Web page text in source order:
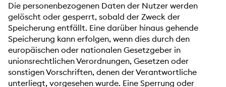
Die personenbezogenen Daten der Nutzer werden
gelöscht oder gesperrt, sobald der Zweck der
Speicherung entfällt. Eine darüber hinaus gehende
Speicherung kann erfolgen, wenn dies durch den
europäischen oder nationalen Gesetzgeber in
unionsrechtlichen Verordnungen, Gesetzen oder
sonstigen Vorschriften, denen der Verantwortliche
unterliegt, vorgesehen wurde. Eine Sperrung oder